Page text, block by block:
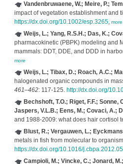
Vandenbruwaene, W.; Meire, P.;
impact of vegetation establishment and
https://dx.doi.org/10.1002/esp.3265, more
Weijs, L.; Yang, R.S.H.; Das, K.;
pharmacokinetic (PBPK) modeling and
mammals: DDT, DDE, and DDD in
more
Weijs, L.; Tibax, D.; Roach, A.C.;
halogenated organic compounds in
461–462: 117-125. http://dx.doi.org/
Bechshoft, T.O.; Riget, F.F.;
Jaspers, V.L.B.; Eens, M.; Covaci, A.;
and 1988-2009: what does hair cortisol
Blust, R.; Vergauwen, L.;
metals in fish from molecular to
https://dx.doi.org/10.1016/
Campioli, M.; Vincke, C.; Jonard,